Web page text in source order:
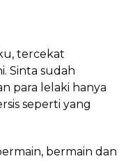
tercekat
Sinta sudah
para lelaki hanya
seperti yang
bermain dan